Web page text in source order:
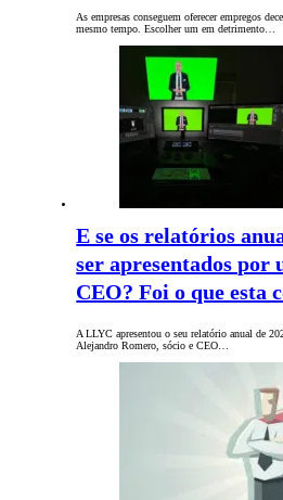
As empresas conseguem oferecer empregos
mesmo tempo. Escolher um em detrimento…
E se os relatórios
ser apresentados por
CEO? Foi o que esta
A LLYC apresentou o seu relatório anual de
Alejandro Romero, sócio e CEO…